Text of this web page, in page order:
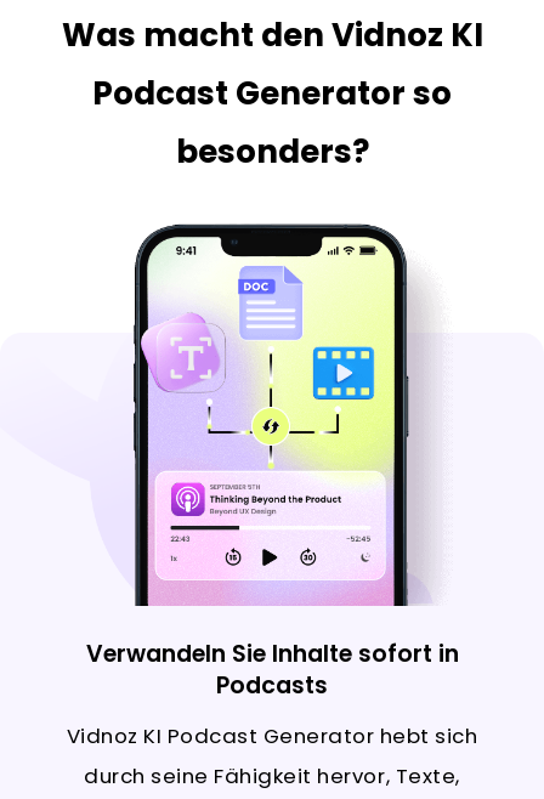
Was macht den Vidnoz KI
Podcast Generator so
besonders?
Verwandeln Sie Inhalte sofort in
Podcasts
Vidnoz KI Podcast Generator hebt sich
durch seine Fähigkeit hervor, Texte,